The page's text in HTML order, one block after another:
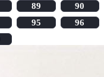
89
90
95
96